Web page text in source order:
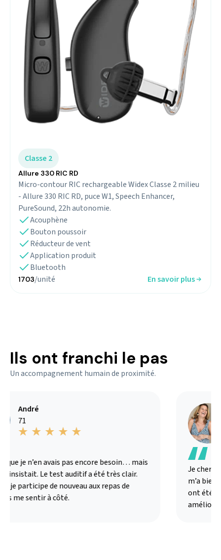
Classe 2
Allure 330 RIC RD
Micro-contour RIC rechargeable Widex Classe 2 milieu
- Allure 330 RIC RD, puce W1, Speech Enhancer,
PureSound, 22h autonomie.
Acouphène
Bouton poussoir
Réducteur de vent
Application produit
Bluetooth
1703/unité En savoir plus
Ils ont franchi le pas
Un accompagnement humain de proximité.
André
71
que je n’en avais pas encore besoin… mais
insistait. Le test auditif a été très clair.
je participe de nouveau aux repas de
me sentir à côté.
Je
m’a bien
ont été
amélioré